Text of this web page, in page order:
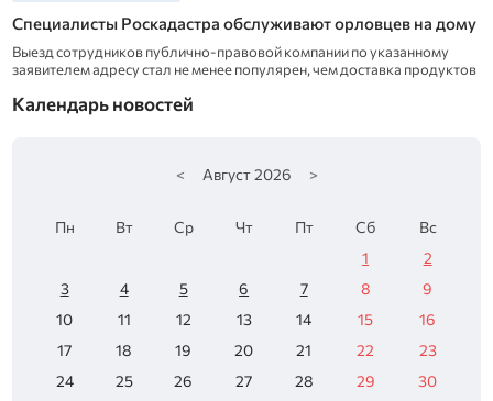
Специалисты Роскадастра обслуживают орловцев на дому
Выезд сотрудников публично-правовой компании по указанному
заявителем адресу стал не менее популярен, чем доставка продуктов
Календарь новостей
< Август 2026 >
Пн Вт Ср Чт Пт Сб
Вс
1
2
3
4 5 6 7 8
9
10
11 12 13 14 15
16
17
18 19 20 21 22
23
24
25 26 27 28 29
30